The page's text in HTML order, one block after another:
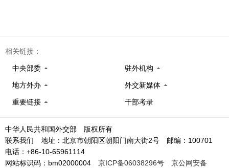
相关链接：
中央部委 驻外机构
地方外办 外交新媒体
重要链接 干部考录
中华人民共和国外交部 版权所有
联系我们 地址：北京市朝阳区朝阳门南大街2号 邮编：100701
电话：+86-10-65961114
网站标识码：bm02000004 京ICP备06038296号
京公网安备